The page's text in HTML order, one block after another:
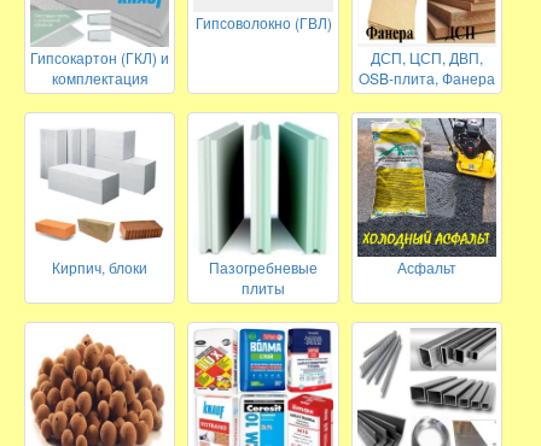
Гипсокартон (ГКЛ) и
комплектация
Гипсоволокно (ГВЛ)
ДСП, ЦСП, ДВП,
OSB-плита, Фанера
Кирпич, блоки
Пазогребневые
плиты
Асфальт